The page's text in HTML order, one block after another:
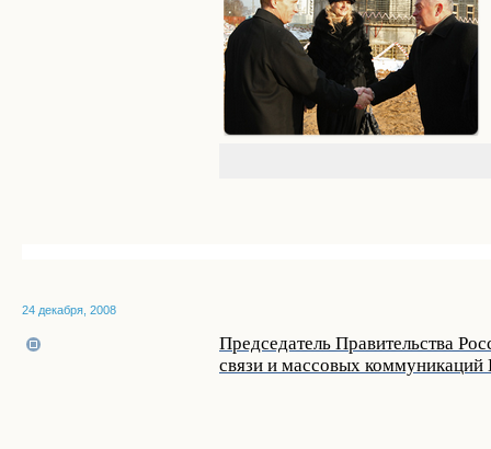
24 декабря, 2008
Председатель Правительства
связи и массовых